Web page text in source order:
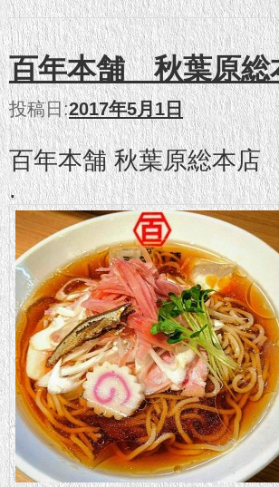
百年本舗 秋葉原
投稿日:2017年5月1日
百年本舗 秋葉原総本店
.